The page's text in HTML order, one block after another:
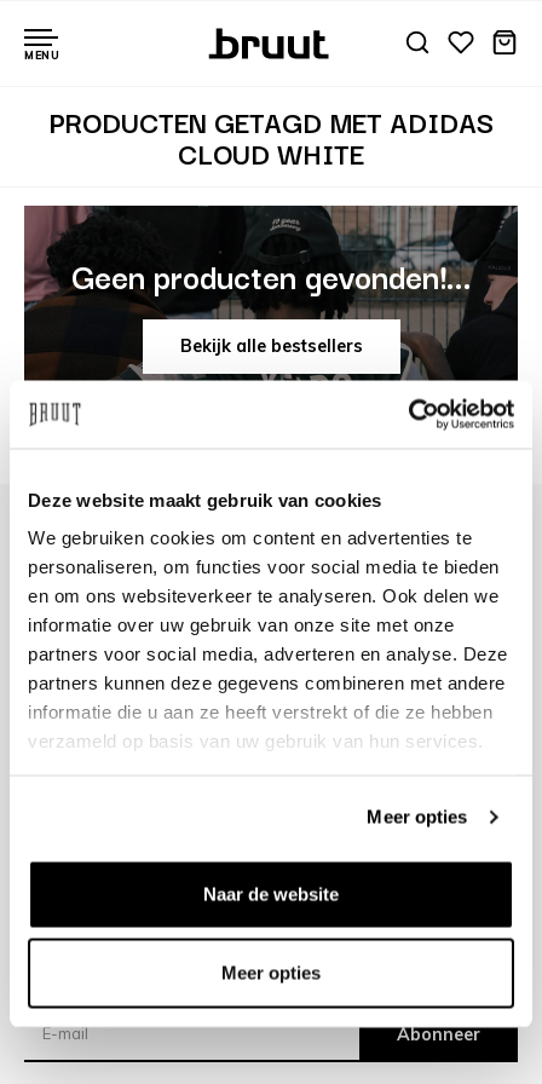
Deze website maakt gebruik van cookies
We gebruiken cookies om content en advertenties te
personaliseren, om functies voor social media te bieden
en om ons websiteverkeer te analyseren. Ook delen we
informatie over uw gebruik van onze site met onze
partners voor social media, adverteren en analyse. Deze
partners kunnen deze gegevens combineren met andere
informatie die u aan ze heeft verstrekt of die ze hebben
verzameld op basis van uw gebruik van hun services.
Meer opties
Naar de website
Meer opties
MENU
PRODUCTEN GETAGD MET ADIDAS
CLOUD WHITE
Geen producten gevonden!...
Bekijk alle bestsellers
+31 23 205 2006
info@bruut.nl
Contact Formulier
Open 11:00 - 18:30
OPENINGSTIJDEN
Verzending
Abonneer